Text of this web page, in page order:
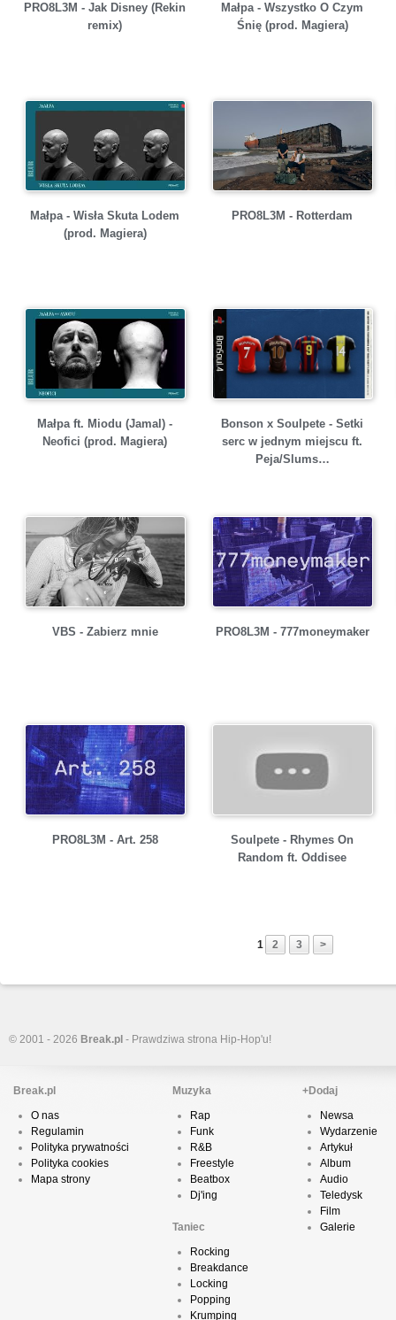
PRO8L3M - Jak Disney (Rekin
remix)
Małpa - Wszystko O Czym
Śnię (prod. Magiera)
Małpa - Wisła Skuta Lodem
(prod. Magiera)
PRO8L3M - Rotterdam
Małpa ft. Miodu (Jamal) -
Neofici (prod. Magiera)
Bonson x Soulpete - Setki
serc w jednym miejscu ft.
Peja/Slums…
VBS - Zabierz mnie PRO8L3M - 777moneymaker
PRO8L3M - Art. 258
Soulpete - Rhymes On
Random ft. Oddisee
1 2 3 >
© 2001 - 2026 Break.pl - Prawdziwa strona Hip-Hop'u!
Break.pl
O nas
Regulamin
Polityka prywatności
Polityka cookies
Mapa strony
Muzyka
Rap
Funk
R&B
Freestyle
Beatbox
Dj'ing
Taniec
Rocking
Breakdance
Locking
Popping
Krumping
+Dodaj
Newsa
Wydarzenie
Artykuł
Album
Audio
Teledysk
Film
Galerie